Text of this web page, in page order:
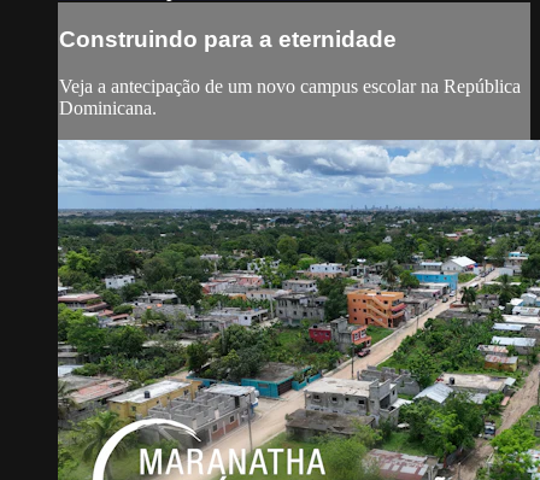
Construindo para a eternidade
Veja a antecipação de um novo campus escolar na República
Dominicana.